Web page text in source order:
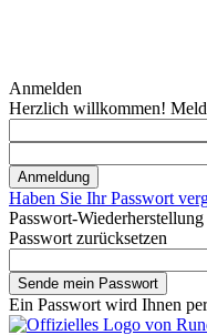
Anmelden
Herzlich willkommen!
Haben Sie Ihr Passwort
Passwort-Wiederherstellung
Passwort zurücksetzen
Ein Passwort wird Ihnen